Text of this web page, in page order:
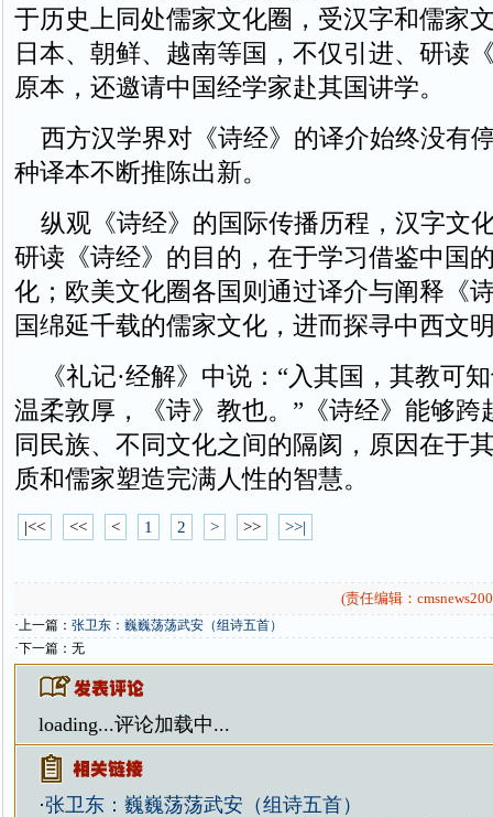
于历史上同处儒家文化圈，受汉字和儒家
日本、朝鲜、越南等国，不仅引进、研读
原本，还邀请中国经学家赴其国讲学。
西方汉学界对《诗经》的译介始终没有
种译本不断推陈出新。
纵观《诗经》的国际传播历程，汉字文
研读《诗经》的目的，在于学习借鉴中国
化；欧美文化圈各国则通过译介与阐释《
国绵延千载的儒家文化，进而探寻中西文
《礼记·经解》中说：“入其国，其教可
温柔敦厚，《诗》教也。”《诗经》能够跨
同民族、不同文化之间的隔阂，原因在于
质和儒家塑造完满人性的智慧。
|<< << < 1 2 > >> >>|
(责任编辑：
·上一篇： 张卫东：巍巍荡荡武安（组诗五首）
·下一篇：无
loading...评论加载中...
·张卫东：巍巍荡荡武安（组诗五首）